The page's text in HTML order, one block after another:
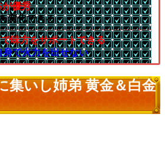
が優秀
変化できる
味方をサポートできる
身で火力を出せない
集いし姉弟 黄金＆白金